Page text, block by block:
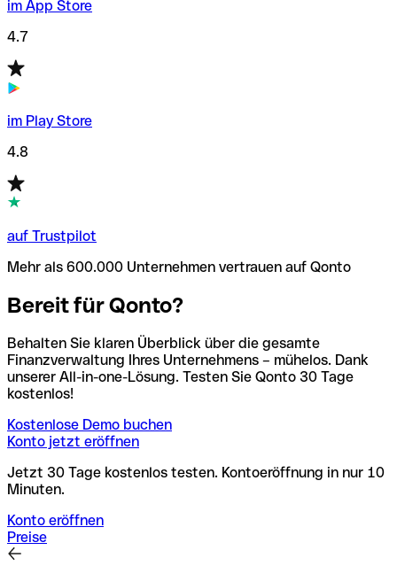
im App Store
4.7
im Play Store
4.8
auf Trustpilot
Mehr als 600.000 Unternehmen vertrauen auf Qonto
Bereit für Qonto?
Behalten Sie klaren Überblick über die gesamte
Finanzverwaltung Ihres Unternehmens – mühelos. Dank
unserer All-in-one-Lösung. Testen Sie Qonto 30 Tage
kostenlos!
Kostenlose Demo buchen
Konto jetzt eröffnen
Jetzt 30 Tage kostenlos testen. Kontoeröffnung in nur 10
Minuten.
Konto eröffnen
Preise